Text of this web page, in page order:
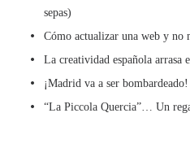
sepas)
Cómo actualizar una web y no
La creatividad española arrasa
¡Madrid va a ser bombardeado!
“La Piccola Quercia”… Un